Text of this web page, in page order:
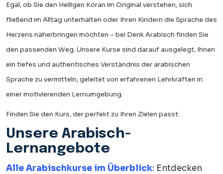
Egal, ob Sie den Heiligen Koran im Original verstehen, sich
fließend im Alltag unterhalten oder Ihren Kindern die Sprache des
Herzens näherbringen möchten – bei Denk Arabisch finden Sie
den passenden Weg. Unsere Kurse sind darauf ausgelegt, Ihnen
ein tiefes und authentisches Verständnis der arabischen
Sprache zu vermitteln, geleitet von erfahrenen Lehrkräften in
einer motivierenden Lernumgebung.
Finden Sie den Kurs, der perfekt zu Ihren Zielen passt:
Unsere Arabisch-
Lernangebote
Alle Arabischkurse im Überblick: Entdecken